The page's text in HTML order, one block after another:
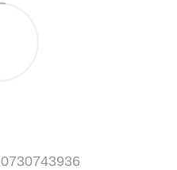
0730743936